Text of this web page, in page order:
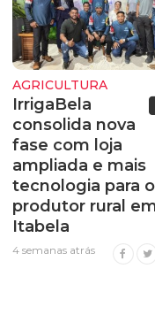
AGRICULTURA
IrrigaBela
consolida nova
fase com loja
ampliada e mais
tecnologia para o
produtor rural
Itabela
4 semanas atrás